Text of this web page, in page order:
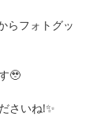
らフォトグッ
🥹
さいね!✨